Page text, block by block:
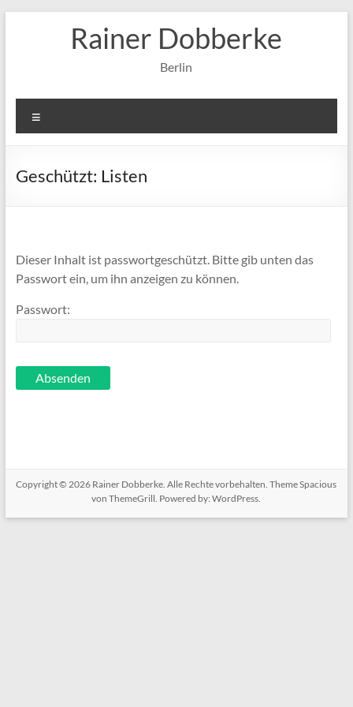
Rainer Dobberke
Berlin
Geschützt: Listen
Dieser Inhalt ist passwortgeschützt. Bitte gib unten das
Passwort ein, um ihn anzeigen zu können.
Passwort:
Copyright © 2026 Rainer Dobberke. Alle Rechte vorbehalten. ThemeSpacious
von ThemeGrill. Powered by:WordPress.